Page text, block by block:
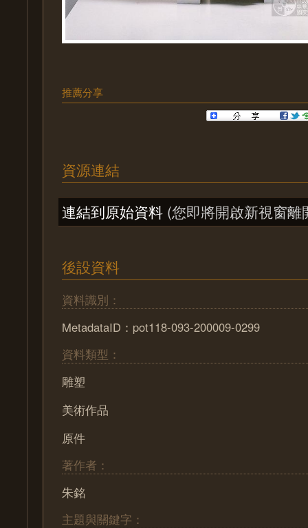
推薦分享
資源連結
連結到原始資料 (您即將開啟新視窗離
後設資料
資料識別：
MetadataID：pot118-093-200009-0299
資料類型：
雕塑
美術作品
原件
著作者：
朱銘
主題與關鍵字：